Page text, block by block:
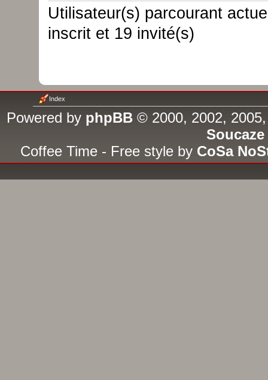
Utilisateur(s) parcourant
inscrit et 19 invité(s)
Index
Powered by phpBB© 2000, 2002,
Soucaze
Coffee Time - Free style by CoSa